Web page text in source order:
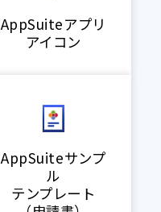
AppSuiteアプリ
アイコン
AppSuiteサンプ
ル
テンプレート